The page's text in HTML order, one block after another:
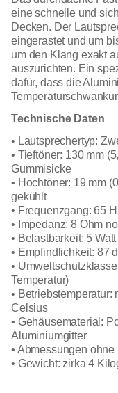
eine schnelle und
Decken. Der
eingerastet und um
um den Klang exakt
auszurichten. Ein
dafür, dass die
Technische Daten
• Lautsprechertyp:
• Tieftöner: 130 mm
Gummisicke
• Hochtöner: 19 mm
gekühlt
• Frequenzgang: 65
• Impedanz: 8 Ohm
• Belastbarkeit: 5
• Empfindlichkeit: 87
•
Temperatur)
• Betriebstemperatur:
Celsius
• Gehäusematerial:
Aluminiumgitter
• Abmessungen
• Gewicht: zirka 4